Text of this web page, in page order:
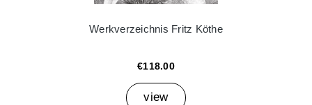
Werkverzeichnis Fritz Köthe
€118.00
view